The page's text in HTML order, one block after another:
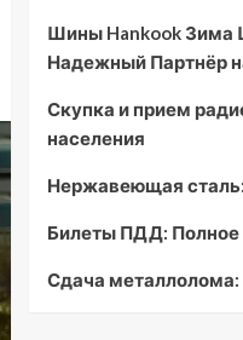
Шины Hankook Зима
Надежный Партнёр
Скупка и прием
населения
Нержавеющая
Билеты ПДД: Полное
Сдача металлолома: